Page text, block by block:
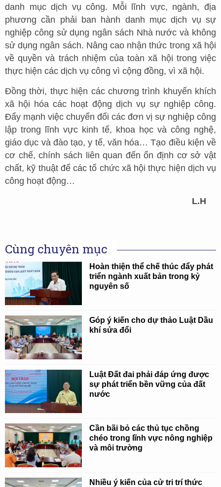
danh mục dịch vụ công. Mỗi lĩnh vực, ngành, địa
phương cần phải ban hành danh mục dịch vụ sự
nghiệp công sử dụng ngân sách Nhà nước và không
sử dụng ngân sách. Nâng cao nhận thức trong xã hội
về quyền và trách nhiệm của toàn xã hội trong việc
thực hiện các dịch vụ công vì cộng đồng, vì xã hội.
Đồng thời, thực hiện các chương trình khuyến khích
xã hội hóa các hoạt động dịch vụ sự nghiệp công.
Đẩy mạnh việc chuyển đổi các đơn vị sự nghiệp công
lập trong lĩnh vực kinh tế, khoa học và công nghệ,
giáo dục và đào tạo, y tế, văn hóa… Tạo điều kiện về
cơ chế, chính sách liên quan đến ổn định cơ sở vật
chất, kỹ thuật để các tổ chức xã hội thực hiện dịch vụ
công hoạt động…
L.H
Cùng chuyên mục
Hoàn thiện thể chế thúc đẩy phát
triển ngành xuất bản trong kỷ
nguyên số
Góp ý kiến cho dự thảo Luật Dầu
khí sửa đổi
Luật Đất đai phải đáp ứng được
sự phát triển bền vững của đất
nước
Cần bãi bỏ các thủ tục chồng
chéo trong lĩnh vực nông nghiệp
và môi trường
Nhiều ý kiến của cử tri trí thức